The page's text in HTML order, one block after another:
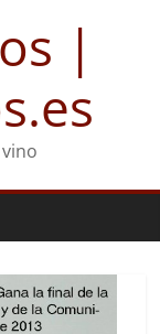
|